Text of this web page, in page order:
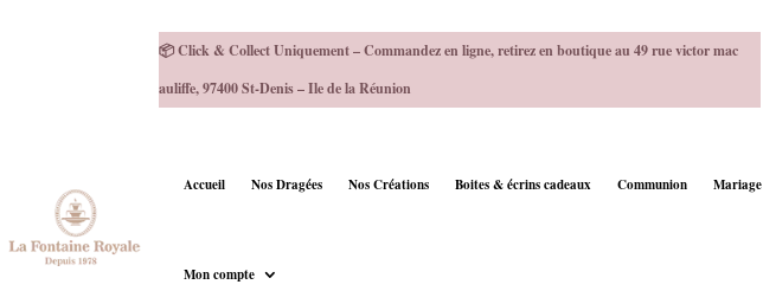
📦 Click & Collect Uniquement – Commandez en ligne, retirez en boutique au 49 rue victor mac
auliffe, 97400 St-Denis – Ile de la Réunion
Accueil Nos Dragées Nos Créations Boites & écrins cadeaux Communion Mariage
Mon compte